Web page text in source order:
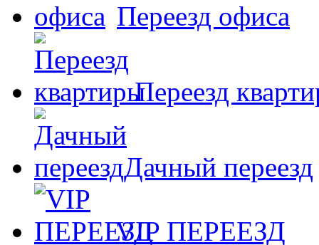
Переезд офиса
Переезд
Дачный переезд
VIP ПЕРЕЕЗД